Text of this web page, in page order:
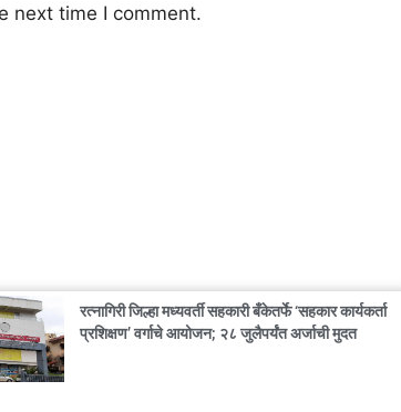
next time I comment.
रत्नागिरी जिल्हा मध्यवर्ती सहकारी बँकेतर्फे ‘सहकार कार्यकर्ता
प्रशिक्षण’ वर्गाचे आयोजन; २८ जुलैपर्यंत अर्जाची मुदत